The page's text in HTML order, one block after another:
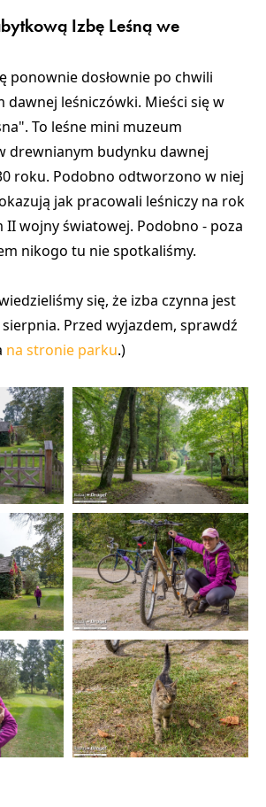
Izbę Leśną we
ponownie dosłownie po chwili
dawnej leśniczówki. Mieści się w
To leśne mini muzeum
drewnianym budynku dawnej
roku. Podobno odtworzono w niej
jak pracowali leśniczy na rok
II wojny światowej. Podobno - poza
nikogo tu nie spotkaliśmy.
się, że izba czynna jest
Przed wyjazdem, sprawdź
na stronie parku.)